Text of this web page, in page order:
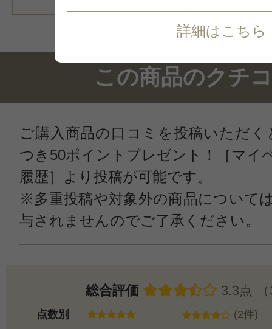
詳細はこちら
この商品のクチ
ご購入商品の口コミを投稿いただく
つき50ポイントプレゼント！［マイ
履歴］より投稿が可能です。
※多重投稿や対象外の商品について
与されませんのでご了承ください。
総合評価 3.3点
点数別
(2件)